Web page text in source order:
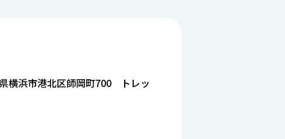
横浜市港北区師岡町700 トレッ